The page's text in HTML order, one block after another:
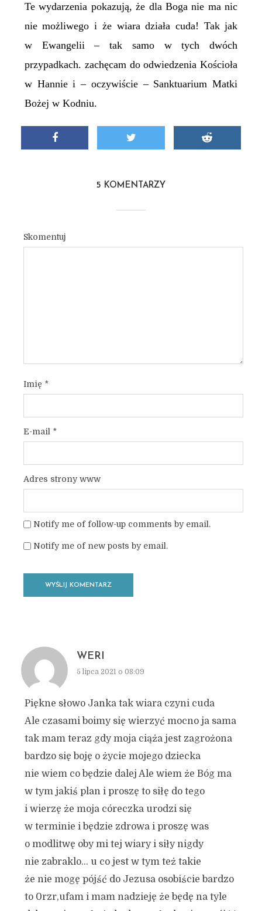
Te wydarzenia pokazują, że dla Boga nie ma nic
nie możliwego i że wiara działa cuda! Tak jak
w Ewangelii – tak samo w tych dwóch
przypadkach. zachęcam do odwiedzenia Kościoła
w Hannie i – oczywiście – Sanktuarium Matki
Bożej w Kodniu.
5 KOMENTARZY
Skomentuj
Imię *
E-mail *
Adres strony www
Notify me of follow-up comments by email.
Notify me of new posts by email.
WERI
5 lipca 2021 o 08:09
Piękne słowo Janka tak wiara czyni cuda
Ale czasami boimy się wierzyć mocno ja sama
tak mam teraz gdy moja ciąża jest zagrożona
bardzo się boję o życie mojego dziecka
nie wiem co będzie dalej Ale wiem że Bóg ma
w tym jakiś plan i proszę to siłę do tego
i wierzę że moja córeczka urodzi się
w terminie i będzie zdrowa i proszę was
o modlitwę oby mi tej wiary i siły nigdy
nie zabraklo… u co jest w tym też takie
że nie mogę pójść do Jezusa osobiście bardzo
to 0rzr,ufam i mam nadzieję że będę na tyle